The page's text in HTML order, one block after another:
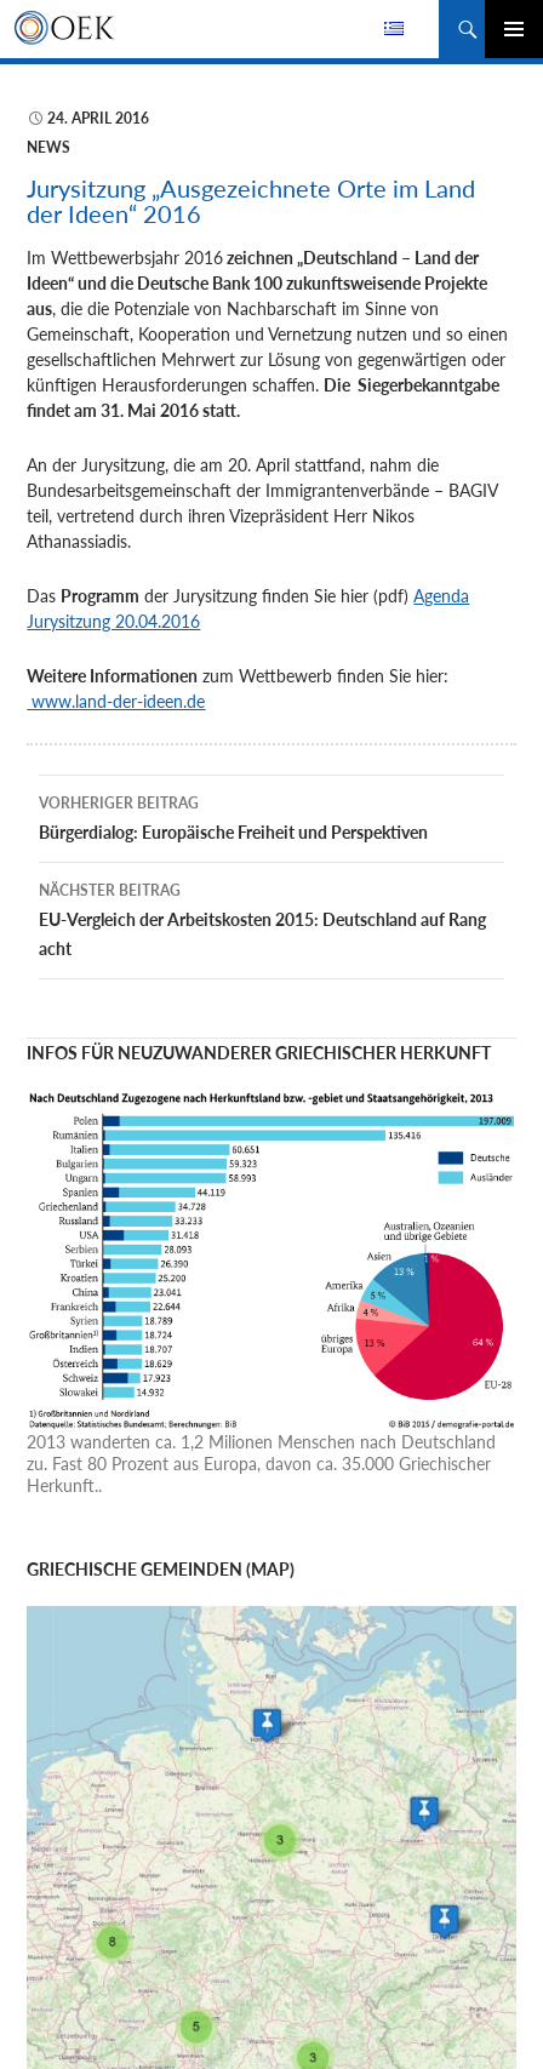
Suchen
ZUM
24. APRIL 2016
NEWS
Jurysitzung „Ausgezeichnete Orte im Land
der Ideen“ 2016
Im Wettbewerbsjahr 2016zeichnen „Deutschland – Land der
Ideen“ und die Deutsche Bank 100 zukunftsweisende Projekte
aus, die die Potenziale von Nachbarschaft im Sinne von
Gemeinschaft, Kooperation und Vernetzung nutzen und so einen
gesellschaftlichen Mehrwert zur Lösung von gegenwärtigen oder
künftigen Herausforderungen schaffen. Die Siegerbekanntgabe
findet am 31. Mai 2016 statt.
An der Jurysitzung, die am 20. April stattfand, nahm die
Bundesarbeitsgemeinschaft der Immigrantenverbände – BAGIV
teil, vertretend durch ihren Vizepräsident Herr Nikos
Athanassiadis.
Das Programm der Jurysitzung finden Sie hier (pdf)Agenda
Jurysitzung 20.04.2016
Weitere Informationen zum Wettbewerb finden Sie hier:
www.land-der-ideen.de
Beitragsnavigation
VORHERIGER BEITRAG
Bürgerdialog: Europäische Freiheit und Perspektiven
NÄCHSTER BEITRAG
EU-Vergleich der Arbeitskosten 2015: Deutschland auf Rang
acht
INFOS FÜR NEUZUWANDERER GRIECHISCHER HERKUNFT
2013 wanderten ca. 1,2 Milionen Menschen nach Deutschland
zu. Fast 80 Prozent aus Europa, davon ca. 35.000 Griechischer
Herkunft..
GRIECHISCHE GEMEINDEN (MAP)